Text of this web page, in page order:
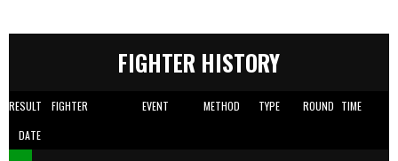
FIGHTER HISTORY
RESULT FIGHTER EVENT METHOD TYPE ROUND TIME
DATE